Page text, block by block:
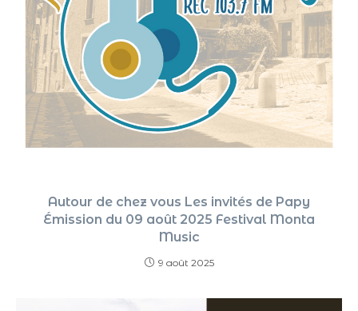
Autour de chez vous Les invités de Papy
Émission du 09 août 2025 Festival Monta
Music
9 août 2025